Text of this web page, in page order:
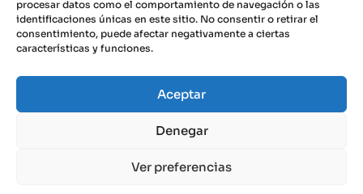
procesar datos como el comportamiento de navegación o las
identificaciones únicas en este sitio. No consentir o retirar el
consentimiento, puede afectar negativamente a ciertas
características y funciones.
Aceptar
Denegar
Ver preferencias
Bop de Sevilla
BOE
© 2025 DESPACHO JURÍDICO ORTIZ Y
| Eweb Diseño y Posicionamiento